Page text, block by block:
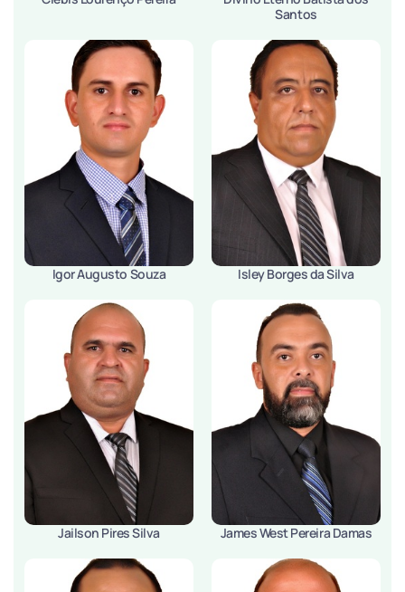
Santos
Igor Augusto Souza Isley Borges da Silva
Jailson Pires Silva James West Pereira Damas